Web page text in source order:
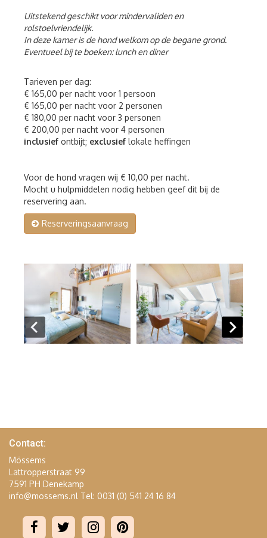
Uitstekend geschikt voor mindervaliden en
rolstoelvriendelijk.
In deze kamer is de hond welkom op de begane grond.
Eventueel bij te boeken: lunch en diner
Tarieven per dag:
€ 165,00 per nacht voor 1 persoon
€ 165,00 per nacht voor 2 personen
€ 180,00 per nacht voor 3 personen
€ 200,00 per nacht voor 4 personen
inclusief ontbijt; exclusief lokale heffingen
Voor de hond vragen wij € 10,00 per nacht.
Mocht u hulpmiddelen nodig hebben geef dit bij de
reservering aan.
Reserveringsaanvraag
Contact:
Mössems
Lattropperstraat 99
7591 PH Denekamp
info@mossems.nl Tel: 0031 (0) 541 24 16 84